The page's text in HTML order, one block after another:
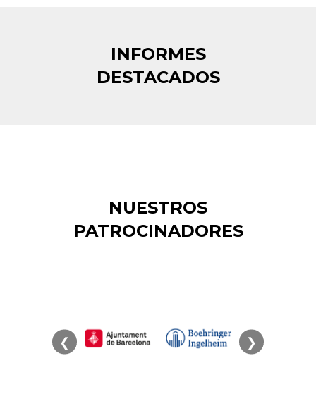
INFORMES
DESTACADOS
NUESTROS
PATROCINADORES
❮ ❯